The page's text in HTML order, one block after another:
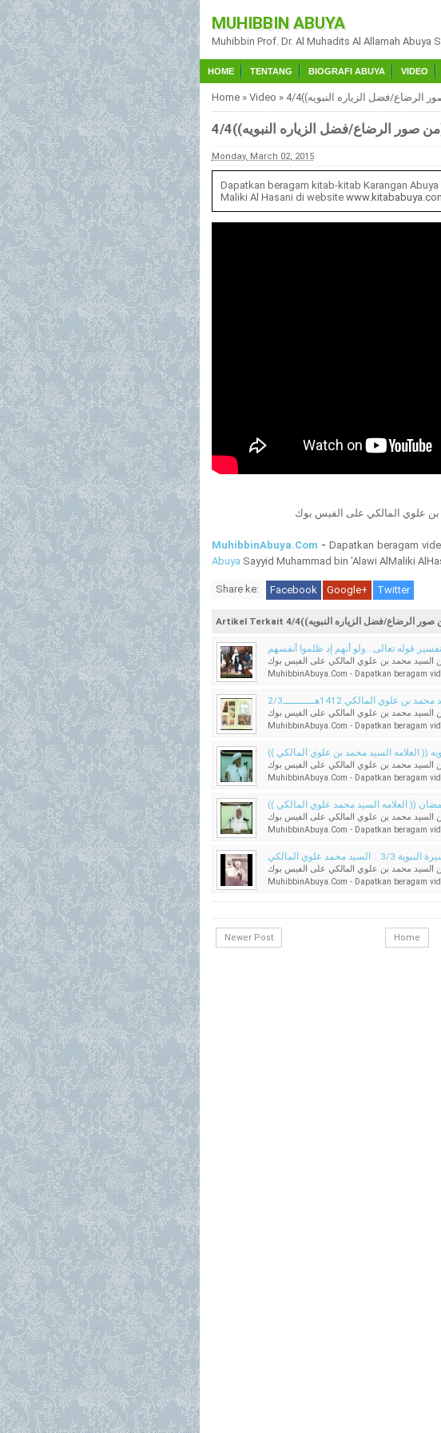
MUHIBBIN ABUYA
Muhibbin Prof. Dr. Al Muhadits Al Allamah Abuya
HOME TENTANG BIOGRAFI ABUYA VIDEO
Home» Video » فضل الزياره النبويه))4/4
الرضاع/فضل الزياره النبويه))4/4
Monday, March 02, 2015
Dapatkan beragam kitab-kitab Karangan
Maliki Al Hasani di website
علوي المالكي على الفيس بوك
MuhibbinAbuya.Com - Dapatkan beragam
Abuya Sayyid Muhammad bin 'Alawi AlMaliki
Share ke: Facebook Google+ Twitter
السيد محمد بن علوي المالكي على الفيس بوك
MuhibbinAbuya.Com - Dapatkan beragam
علوي المالكي 1412هــــــــــ2/3
السيد محمد بن علوي المالكي على الفيس بوك
MuhibbinAbuya.Com - Dapatkan beragam
(( العلامه السيد محمد بن علوي المالكي ))
السيد محمد بن علوي المالكي على الفيس بوك
MuhibbinAbuya.Com - Dapatkan beragam
(( العلامه السيد محمد علوي المالكي ))
السيد محمد بن علوي المالكي على الفيس بوك
MuhibbinAbuya.Com - Dapatkan beragam
3/3 .. السيد محمد علوي المالكي
السيد محمد بن علوي المالكي على الفيس بوك
MuhibbinAbuya.Com - Dapatkan beragam
Newer Post Home